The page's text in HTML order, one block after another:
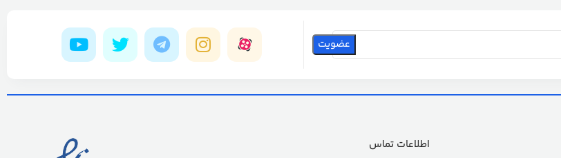
اطلاعات تماس